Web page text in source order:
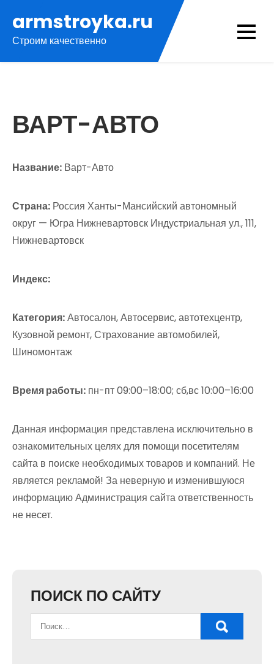
содержимому
armstroyka.ru
Строим качественно
ВАРТ-АВТО
Название: Варт-Авто
Страна: Россия Ханты-Мансийский автономный
округ — Югра Нижневартовск Индустриальная ул., 111,
Нижневартовск
Индекс:
Категория:Автосалон, Автосервис, автотехцентр,
Кузовной ремонт, Страхование автомобилей,
Шиномонтаж
Время работы: пн-пт 09:00–18:00; сб,вс 10:00–16:00
Данная информация представлена исключительно в
ознакомительных целях для помощи посетителям
сайта в поиске необходимых товаров и компаний. Не
является рекламой! За неверную и изменившуюся
информацию Администрация сайта ответственность
не несет.
ПОИСК ПО САЙТУ